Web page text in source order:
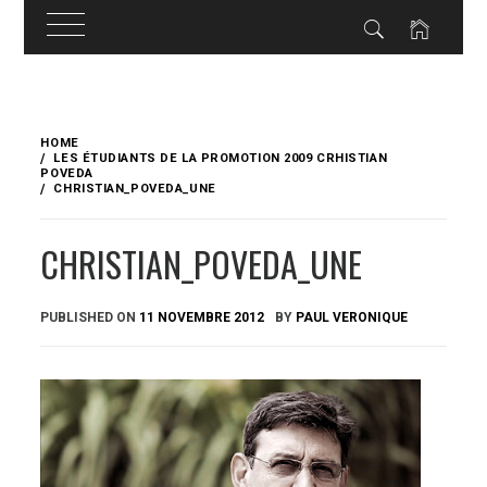
content
HOME
LES ÉTUDIANTS DE LA PROMOTION 2009 CRHISTIAN
POVEDA
CHRISTIAN_POVEDA_UNE
CHRISTIAN_POVEDA_UNE
PUBLISHED ON 11 NOVEMBRE 2012 BY PAUL VERONIQUE